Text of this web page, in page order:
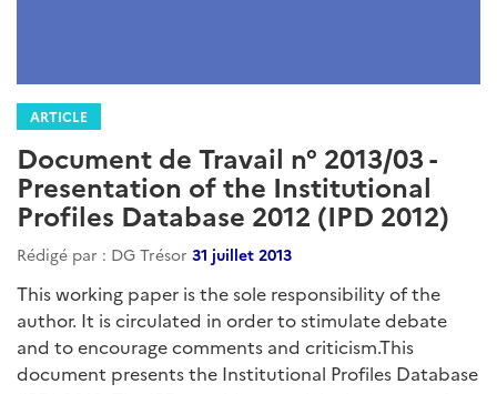
ARTICLE
Document de Travail n° 2013/03 -
Presentation of the Institutional
Profiles Database 2012 (IPD 2012)
Rédigé par : DG Trésor 31 juillet 2013
This working paper is the sole responsibility of the
author. It is circulated in order to stimulate debate
and to encourage comments and criticism.This
document presents the Institutional Profiles Database